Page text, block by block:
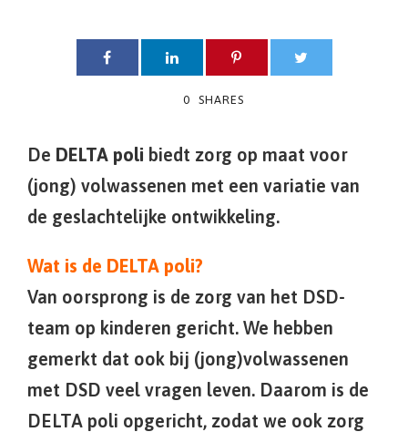
0 SHARES
De DELTA poli biedt zorg op maat voor
(jong) volwassenen met een variatie van
de geslachtelijke ontwikkeling.
Wat is de DELTA poli?
Van oorsprong is de zorg van het DSD-
team op kinderen gericht. We hebben
gemerkt dat ook bij (jong)volwassenen
met DSD veel vragen leven. Daarom is de
DELTA poli opgericht, zodat we ook zorg